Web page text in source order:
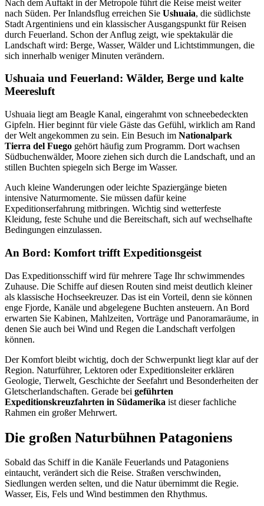
Nach dem Auftakt in der Metropole führt die Reise meist weiter
nach Süden. Per Inlandsflug erreichen Sie Ushuaia, die südlichste
Stadt Argentiniens und ein klassischer Ausgangspunkt für Reisen
durch Feuerland. Schon der Anflug zeigt, wie spektakulär die
Landschaft wird: Berge, Wasser, Wälder und Lichtstimmungen, die
sich innerhalb weniger Minuten verändern.
Ushuaia und Feuerland: Wälder, Berge und kalte
Meeresluft
Ushuaia liegt am Beagle Kanal, eingerahmt von schneebedeckten
Gipfeln. Hier beginnt für viele Gäste das Gefühl, wirklich am Rand
der Welt angekommen zu sein. Ein Besuch im Nationalpark
Tierra del Fuego gehört häufig zum Programm. Dort wachsen
Südbuchenwälder, Moore ziehen sich durch die Landschaft, und an
stillen Buchten spiegeln sich Berge im Wasser.
Auch kleine Wanderungen oder leichte Spaziergänge bieten
intensive Naturmomente. Sie müssen dafür keine
Expeditionserfahrung mitbringen. Wichtig sind wetterfeste
Kleidung, feste Schuhe und die Bereitschaft, sich auf wechselhafte
Bedingungen einzulassen.
An Bord: Komfort trifft Expeditionsgeist
Das Expeditionsschiff wird für mehrere Tage Ihr schwimmendes
Zuhause. Die Schiffe auf diesen Routen sind meist deutlich kleiner
als klassische Hochseekreuzer. Das ist ein Vorteil, denn sie können
enge Fjorde, Kanäle und abgelegene Buchten ansteuern. An Bord
erwarten Sie Kabinen, Mahlzeiten, Vorträge und Panoramaräume, in
denen Sie auch bei Wind und Regen die Landschaft verfolgen
können.
Der Komfort bleibt wichtig, doch der Schwerpunkt liegt klar auf der
Region. Naturführer, Lektoren oder Expeditionsleiter erklären
Geologie, Tierwelt, Geschichte der Seefahrt und Besonderheiten der
Gletscherlandschaften. Gerade bei geführten
Expeditionskreuzfahrten in Südamerika ist dieser fachliche
Rahmen ein großer Mehrwert.
Die großen Naturbühnen Patagoniens
Sobald das Schiff in die Kanäle Feuerlands und Patagoniens
eintaucht, verändert sich die Reise. Straßen verschwinden,
Siedlungen werden selten, und die Natur übernimmt die Regie.
Wasser, Eis, Fels und Wind bestimmen den Rhythmus.